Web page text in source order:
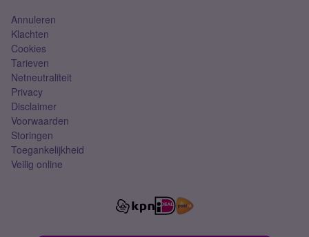
Annuleren
Klachten
Cookies
Tarieven
Netneutraliteit
Privacy
Disclaimer
Voorwaarden
Storingen
Toegankelijkheid
Veilig online